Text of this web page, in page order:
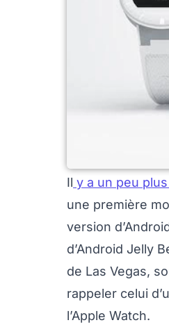
Il y a un peu
une première
version
d’Android Jelly
de Las Vegas,
rappeler celui
l’Apple Watch.